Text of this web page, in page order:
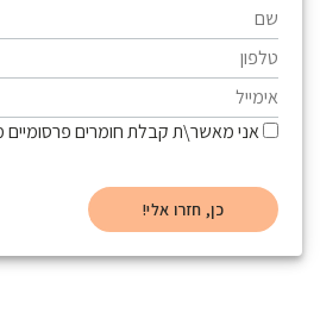
אני מאשר\ת קבלת חומרים פרסומיים